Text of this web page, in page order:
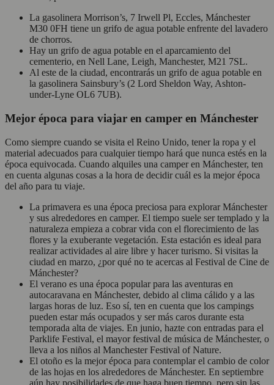
La gasolinera Morrison’s, 7 Irwell Pl, Eccles, Mánchester
M30 0FH tiene un grifo de agua potable enfrente del lavadero
de chorros.
Hay un grifo de agua potable en el aparcamiento del
cementerio, en Nell Lane, Leigh, Manchester, M21 7SL.
Al este de la ciudad, encontrarás un grifo de agua potable en
la gasolinera Sainsbury’s (2 Lord Sheldon Way, Ashton-
under-Lyne OL6 7UB).
Mejor época para viajar en camper en Mánchester
Como siempre cuando se visita el Reino Unido, tener la ropa y el
material adecuados para cualquier tiempo hará que nunca estés en la
época equivocada. Cuando alquiles una camper en Mánchester, ten
en cuenta algunas cosas a la hora de decidir cuál es la mejor época
del año para tu viaje.
La primavera es una época preciosa para explorar Mánchester
y sus alrededores en camper. El tiempo suele ser templado y la
naturaleza empieza a cobrar vida con el florecimiento de las
flores y la exuberante vegetación. Esta estación es ideal para
realizar actividades al aire libre y hacer turismo. Si visitas la
ciudad en marzo, ¿por qué no te acercas al Festival de Cine de
Mánchester?
El verano es una época popular para las aventuras en
autocaravana en Mánchester, debido al clima cálido y a las
largas horas de luz. Eso sí, ten en cuenta que los campings
pueden estar más ocupados y ser más caros durante esta
temporada alta de viajes. En junio, hazte con entradas para el
Parklife Festival, el mayor festival de música de Mánchester, o
lleva a los niños al Manchester Festival of Nature.
El otoño es la mejor época para contemplar el cambio de color
de las hojas en los alrededores de Mánchester. En septiembre
aún hay posibilidades de que haga buen tiempo, pero sin las